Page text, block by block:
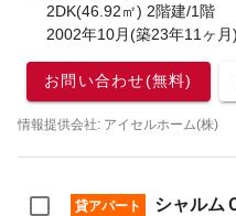
2DK(46.92㎡) 2階建/1階
2002年10月(築23年11ヶ月)
お問い合わせ(無料)
情報提供会社: アイセルホーム(株)
貸アパート シャルム